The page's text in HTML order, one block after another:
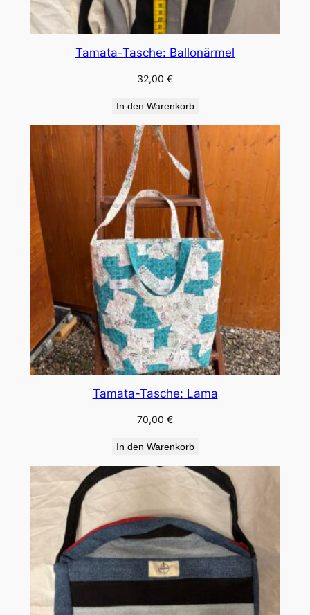
Tamata-Tasche: Ballonärmel
32,00 €
In den Warenkorb
Tamata-Tasche: Lama
70,00 €
In den Warenkorb